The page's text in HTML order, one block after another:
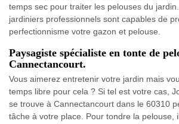
temps sec pour traiter les pelouses du
jardiniers professionnels sont capables de
perfectionnisme votre gazon et pelouse.
Paysagiste spécialiste en tonte de
Cannectancourt.
Vous aimerez entretenir votre jardin mais
temps libre pour cela ? Si tel est votre cas,
se trouve à Cannectancourt dans le 60310
tâche à votre place. Pour tondre la pelouse,